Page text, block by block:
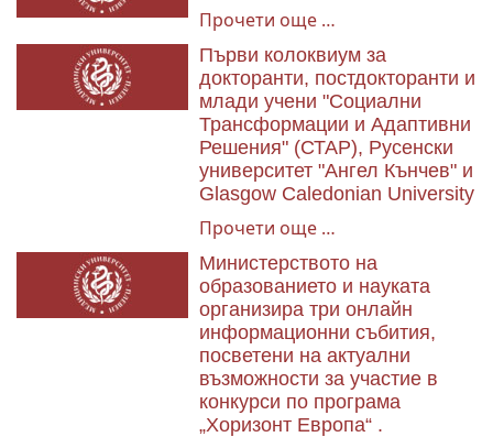
Прочети още …
Първи колоквиум за
докторанти, постдокторанти и
млади учени "Социални
Трансформации и Адаптивни
Решения" (СТАР), Русенски
университет "Ангел Кънчев" и
Glasgow Caledonian University
Прочети още …
Министерството на
образованието и науката
организира три онлайн
информационни събития,
посветени на актуални
възможности за участие в
конкурси по програма
„Хоризонт Европа“ .